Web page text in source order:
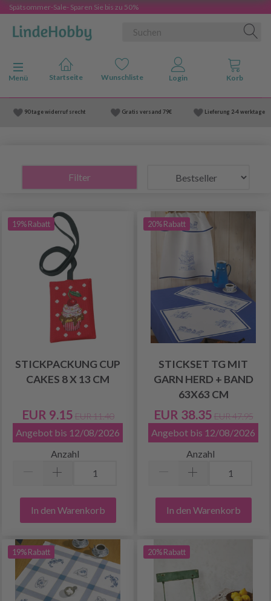
Spätsommer-Sale- Sparen Sie bis zu 50%
Anzeige ändern
Menü
90 tage widerruf srecht Gratis versand 79€ Lieferung 2-4 werktage
Filter
19% Rabatt
STICKPACKUNG CUP
CAKES 8 X 13 CM
EUR 9.15 EUR 11.40
Angebot bis 12/08/2026
Anzahl
In den Warenkorb
20% Rabatt
STICKSET TG MIT
GARN HERD + BAND
63X63 CM
EUR 38.35 EUR 47.95
Angebot bis 12/08/2026
Anzahl
In den Warenkorb
19% Rabatt 20% Rabatt